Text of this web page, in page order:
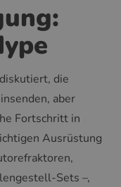
die
aber
Fortschritt in
Ausrüstung
Sets –,